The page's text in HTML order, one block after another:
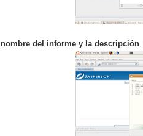
nombre del informe y la descripción